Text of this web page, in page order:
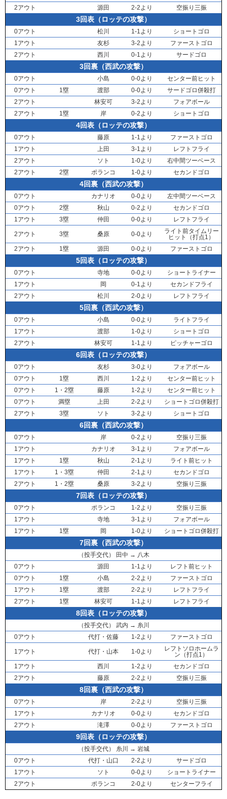
2アウト
源田 2-2より 空振り三振
3回表（ロッテの攻撃）
0アウト 松川 1-1より
ショートゴロ
1アウト
友杉 3-2より
ファーストゴロ
2アウト
西川 0-1より サードゴロ
3回裏（西武の攻撃）
0アウト 小島 0-0より
センター前ヒット
0アウト
1塁 渡部 0-0より
サードゴロ併殺打
2アウト
林安可 3-2より
フォアボール
2アウト
1塁 岸 0-2より ショートゴロ
4回表（ロッテの攻撃）
0アウト 藤原 1-1より
ファーストゴロ
1アウト
上田 3-1より
レフトフライ
2アウト
ソト 1-0より
右中間ツーベース
2アウト
2塁 ポランコ 1-0より セカンドゴロ
4回裏（西武の攻撃）
0アウト カナリオ 0-0より
左中間ツーベース
0アウト
2塁 秋山 0-2より
セカンドゴロ
1アウト
3塁 仲田 0-0より レフトフライ
2アウト 3塁 桑原 0-0より
ライト前タイムリー
ヒット（打点1）
2アウト
1塁 源田 0-0より ファーストゴロ
5回表（ロッテの攻撃）
0アウト 寺地 0-0より
ショートライナー
1アウト
岡 0-1より
セカンドフライ
2アウト
松川 2-0より レフトフライ
5回裏（西武の攻撃）
0アウト 小島 0-0より
ライトフライ
1アウト
渡部 1-0より
ショートゴロ
2アウト
林安可 1-1より ピッチャーゴロ
6回表（ロッテの攻撃）
0アウト 友杉 3-0より
フォアボール
0アウト
1塁 西川 1-2より
センター前ヒット
0アウト
1・2塁 藤原 1-2より
センター前ヒット
0アウト
満塁 上田 2-2より
ショートゴロ併殺打
2アウト
3塁 ソト 3-2より ショートゴロ
6回裏（西武の攻撃）
0アウト 岸 0-2より
空振り三振
1アウト
カナリオ 3-1より
フォアボール
1アウト
1塁 秋山 2-1より
ライト前ヒット
1アウト
1・3塁 仲田 2-1より
セカンドゴロ
2アウト
1・2塁 桑原 3-2より 空振り三振
7回表（ロッテの攻撃）
0アウト ポランコ 1-2より
空振り三振
1アウト
寺地 3-1より
フォアボール
1アウト
1塁 岡 1-0より ショートゴロ併殺打
7回裏（西武の攻撃）
（投手交代） 田中 → 八木
0アウト
源田 1-1より
レフト前ヒット
0アウト
1塁 小島 2-2より
ファーストゴロ
1アウト
1塁 渡部 2-2より
レフトフライ
2アウト
1塁 林安可 1-1より レフトフライ
8回表（ロッテの攻撃）
（投手交代） 武内 → 糸川
0アウト
代打・ 佐藤 1-2より ファーストゴロ
1アウト 代打・ 山本 1-0より
レフトソロホームラ
ン（打点1）
1アウト
西川 1-2より
セカンドゴロ
2アウト
藤原 2-2より 空振り三振
8回裏（西武の攻撃）
0アウト 岸 2-2より
空振り三振
1アウト
カナリオ 0-0より
セカンドゴロ
2アウト
滝澤 0-0より ファーストゴロ
9回表（ロッテの攻撃）
（投手交代） 糸川 → 岩城
0アウト
代打・ 山口 2-2より
サードゴロ
1アウト
ソト 0-0より
ショートライナー
2アウト
ポランコ 2-0より センターフライ